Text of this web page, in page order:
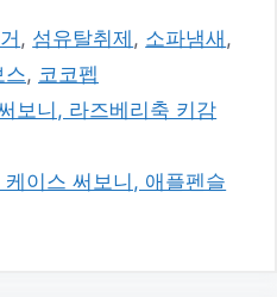
, 섬유탈취제 , 소파냄새 ,
스, 코코펩
보니, 라즈베리축 키감
이스 써보니, 애플펜슬